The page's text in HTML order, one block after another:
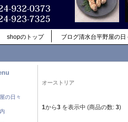
shopのトップ ブログ清水台平野屋の日
の日々
オーストリア
1から3 を表示中 (商品の数: 3)